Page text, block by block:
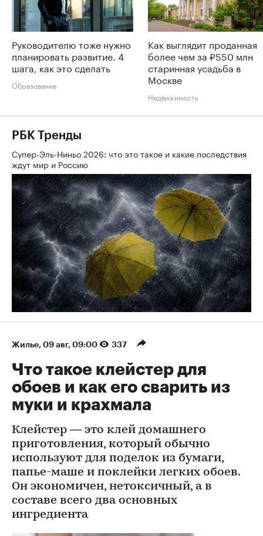
Руководителю тоже нужно
планировать развитие. 4
шага, как это сделать
Образование
Как выглядит проданная
более чем за ₽550 млн
старинная усадьба в
Москве
Недвижимость
РБК Тренды
Супер-Эль-Ниньо 2026: что это такое и какие последствия
ждут мир и Россию
Жилье 09 авг, 09:00 337
Что такое клейстер для
обоев и как его сварить из
муки и крахмала
Клейстер — это клей домашнего
приготовления, который обычно
используют для поделок из бумаги,
папье-маше и поклейки легких обоев.
Он экономичен, нетоксичный, а в
составе всего два основных
ингредиента